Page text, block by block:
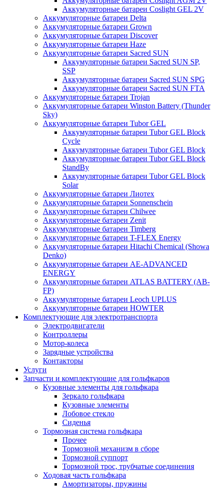
Аккумуляторные батареи Coslight GEL 2V
Аккумуляторные батареи Delta
Аккумуляторные батареи Grown
Аккумуляторные батареи Discover
Аккумуляторные батареи Haze
Аккумуляторные батареи Sacred SUN
Аккумуляторные батареи Sacred SUN SP,
SSP
Аккумуляторные батареи Sacred SUN SPG
Аккумуляторные батареи Sacred SUN FTA
Аккумуляторные батареи Trojan
Аккумуляторные батареи Winston Battery (Thunder
Sky)
Аккумуляторные батареи Tubor GEL
Аккумуляторные батареи Tubor GEL Block
Cycle
Аккумуляторные батареи Tubor GEL Block
Аккумуляторные батареи Tubor GEL Block
StandBy
Аккумуляторные батареи Tubor GEL Block
Solar
Аккумуляторные батареи Лиотех
Аккумуляторные батареи Sonnenschein
Аккумуляторные батареи Chilwee
Аккумуляторные батареи Zenit
Аккумуляторные батареи Timberg
Аккумуляторные батареи T-FLEX Energy
Аккумуляторные батареи Hitachi Chemical (Showa
Denko)
Аккумуляторные батареи АЕ-ADVANCED
ENERGY
Аккумуляторные батареи ATLAS BATTERY (AB-
FP)
Аккумуляторные батареи Leoch UPLUS
Аккумуляторные батареи HOWTER
Комплектующие для электротранспорта
Электродвигатели
Контроллеры
Мотор-колеса
Зарядные устройства
Контакторы
Услуги
Запчасти и комплектующие для гольфкаров
Кузовные элементы для гольфкара
Зеркало гольфкара
Кузовные элементы
Лобовое стекло
Сиденья
Тормозная система гольфкара
Прочее
Тормозной механизм в сборе
Тормозной суппорт
Тормозной трос, трубчатые соединения
Ходовая часть гольфкара
Амортизаторы, пружины